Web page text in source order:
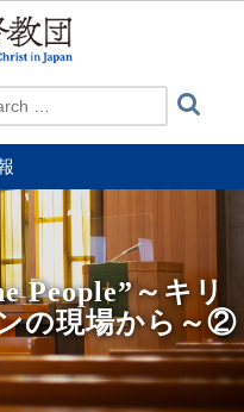
People”～キリ
の現場から～②